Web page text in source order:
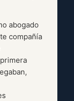
abogado
compañía